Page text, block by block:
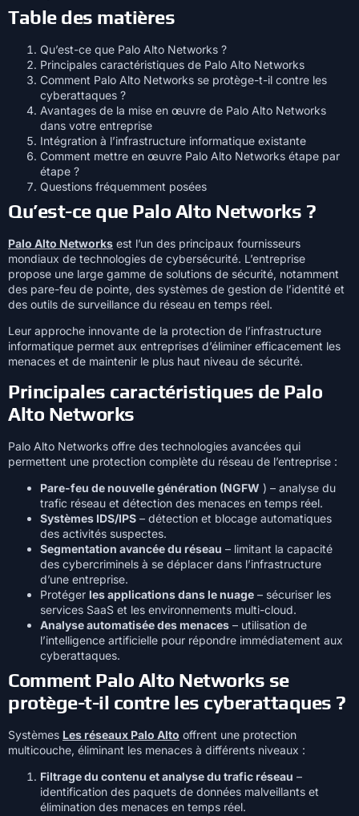
Table des matières
Qu’est-ce que Palo Alto Networks ?
Principales caractéristiques de Palo Alto Networks
Comment Palo Alto Networks se protège-t-il contre les
cyberattaques ?
Avantages de la mise en œuvre de Palo Alto Networks
dans votre entreprise
Intégration à l’infrastructure informatique existante
Comment mettre en œuvre Palo Alto Networks étape par
étape ?
Questions fréquemment posées
Qu’est-ce que Palo Alto Networks ?
Palo Alto Networks est l’un des principaux fournisseurs
mondiaux de technologies de cybersécurité. L’entreprise
propose une large gamme de solutions de sécurité, notamment
des pare-feu de pointe, des systèmes de gestion de l’identité et
des outils de surveillance du réseau en temps réel.
Leur approche innovante de la protection de l’infrastructure
informatique permet aux entreprises d’éliminer efficacement les
menaces et de maintenir le plus haut niveau de sécurité.
Principales caractéristiques de Palo
Alto Networks
Palo Alto Networks offre des technologies avancées qui
permettent une protection complète du réseau de l’entreprise :
Pare-feu de nouvelle génération (NGFW ) – analyse du
trafic réseau et détection des menaces en temps réel.
Systèmes IDS/IPS – détection et blocage automatiques
des activités suspectes.
Segmentation avancée du réseau – limitant la capacité
des cybercriminels à se déplacer dans l’infrastructure
d’une entreprise.
Protéger les applications dans le nuage – sécuriser les
services SaaS et les environnements multi-cloud.
Analyse automatisée des menaces – utilisation de
l’intelligence artificielle pour répondre immédiatement aux
cyberattaques.
Comment Palo Alto Networks se
protège-t-il contre les cyberattaques ?
Systèmes Les réseaux Palo Alto offrent une protection
multicouche, éliminant les menaces à différents niveaux :
Filtrage du contenu et analyse du trafic réseau –
identification des paquets de données malveillants et
élimination des menaces en temps réel.